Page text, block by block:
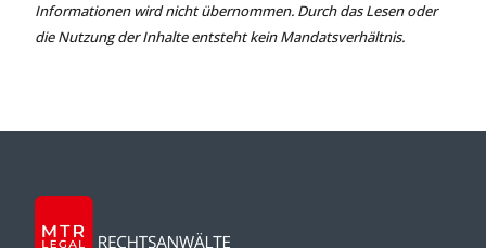
Informationen wird nicht übernommen. Durch das Lesen oder
die Nutzung der Inhalte entsteht kein Mandatsverhältnis.